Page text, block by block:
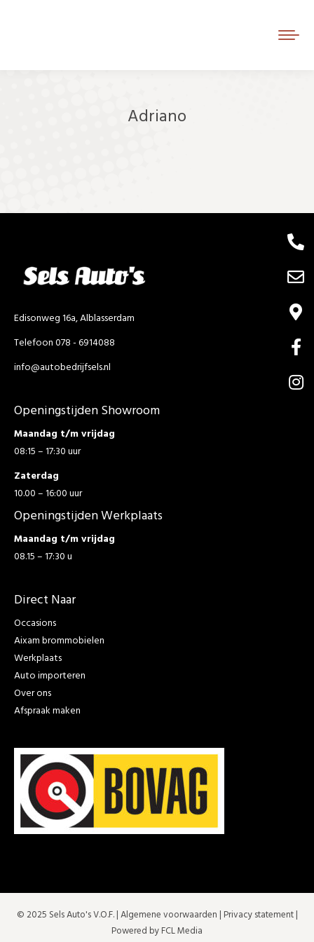
Adriano
Edisonweg 16a, Alblasserdam
Telefoon 078 - 6914088
info@autobedrijfsels.nl
Openingstijden Showroom
Maandag t/m vrijdag
08:15 – 17:30 uur
Zaterdag
10.00 – 16:00 uur
Openingstijden Werkplaats
Maandag t/m vrijdag
08.15 – 17:30 u
Direct Naar
Occasions
Aixam brommobielen
Werkplaats
Auto importeren
Over ons
Afspraak maken
© 2025 Sels Auto's V.O.F. |Algemene voorwaarden | Privacy statement|
Powered by FCL Media